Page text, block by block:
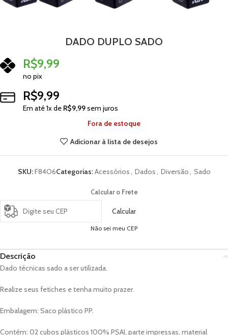
DADO DUPLO SADO
R$9,99
no pix
R$9,99
Em até1x de R$9,99sem juros
Fora de estoque
Adicionar à lista de desejos
SKU:F84O6Categorias:Acessórios, Dados, Diversão, Sado
Calcular o Frete
Calcular
Não sei meu CEP
Descrição
Dado técnicas sado a ser utilizada.
Realize seus fetiches e tenha muito prazer.
Embalagem: Saco plástico PP.
Contém: 02 cubos plásticos 100% PSAI, parte impressas, material